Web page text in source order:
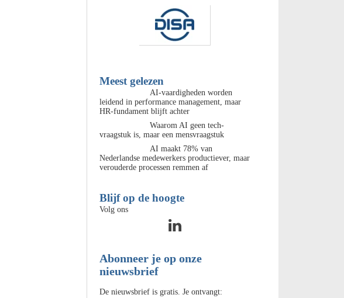
Meest gelezen
AI-vaardigheden worden
leidend in performance management, maar
HR-fundament blijft achter
Waarom AI geen tech-
vraagstuk is, maar een mensvraagstuk
AI maakt 78% van
Nederlandse medewerkers productiever, maar
verouderde processen remmen af
Blijf op de hoogte
Volg ons
Abonneer je op onze
nieuwsbrief
De nieuwsbrief is gratis. Je ontvangt: